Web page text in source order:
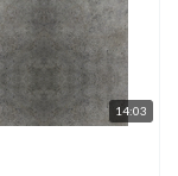
14:03